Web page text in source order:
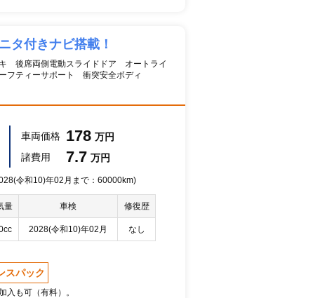
付きナビ搭載！
後席両側電動スライドドア オートライ
ティーサポート 衝突安全ボディ
車両価格 178 万円
諸費用
7.7 万円
令和10)年02月まで：60000km)
量 車検 修復歴
2028(令和10)年02月 なし
スパック
も可（有料）。